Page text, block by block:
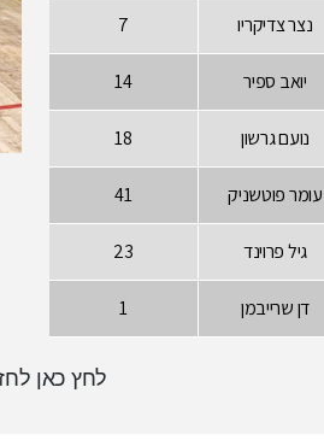
נצר צדיקריו 7
יואב ספיר 14
נועם גרשון 18
עומר פוטשניק 41
גיל פרוינד 23
דן שרייבמן 1
לחץ כאן